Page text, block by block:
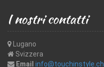
I nostri contatti
Lugano
Svizzera
Email info@touchinstyle.ch